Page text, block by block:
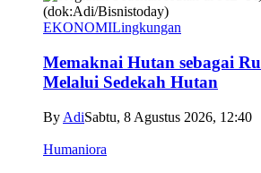
EKONOMILingkungan
Memaknai Hutan sebagai
Melalui Sedekah Hutan
By AdiSabtu, 8 Agustus 2026, 12:40
Humaniora